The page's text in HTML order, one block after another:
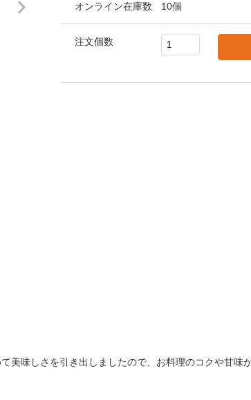
オンライン在庫数 10個
注文個数
美味しさを引き出しましたので、お料理のコクや甘味